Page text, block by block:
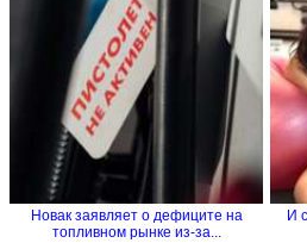
Новак заявляет о дефиците на
топливном рынке из-за...
И